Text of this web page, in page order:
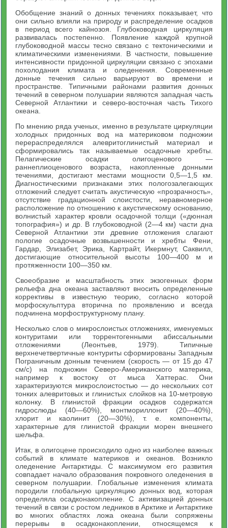
Обобщение знаний о донных течениях показывает, что
они сильно влияли на природу и распределение осадков
в период всего кайнозоя. Глубоководная циркуляция
развивалась постепенно. Появление каждой крупной
глубоководной массы тесно связано с тектоническими и
климатическими изменениями. В частности, повышение
интенсивности придонной циркуляции связано с эпохами
похолодания климата и оледенения. Современные
донные течения сильно варьируют во времени и
пространстве. Типичными районами развития донных
течений в северном полушарии являются западная часть
Северной Атлантики и северо-восточная часть Тихого
океана.
По мнению ряда ученых, именно в результате циркуляции
холодных придонных вод на материковом подножии
перераспределялся алевритоглинистый материал и
сформировались так называемые осадочные хребты.
Пелагические осадки олигоценового —
раннеплиоценового возраста, накопленные донными
течениями, достигают местами мощности 0,5—1,5 км.
Диагностическими признаками этих пологозалегающих
отложений следует считать акустическую «прозрачность»,
отсутствие градационной слоистости, неравномерное
расположение по отношению к акустическому основанию,
волнистый характер кровли осадочной толщи («дюнная
топография») и др. В глубоководной (2—4 км) части дна
Северной Атлантики эти древние отложения слагают
пологие осадочные возвышенности и хребты Фени,
Гардар, Элизабет, Эрика, Картрайт, Икермнут, Саквилл,
достигающие относительной высоты 100—400 м и
протяженности 100—350 км.
Своеобразие и масштабность этих экзогенных форм
рельефа дна океана заставляют вносить определенные
коррективы в известную теорию, согласно которой
морфоскульптура вторична по проявлению и всегда
подчинена морфоструктурному плану.
Несколько слов о микрослоистых отложениях, именуемых
контуритами или торрентогенными абиссальными
отложениями (Леонтьев, 1979). Типичные
верхнечетвертичные контуриты сформированы Западным
Пограничным донным течением (скорость — от 15 до 47
см/с) на подножин Северо-Американского материка,
например к востоку от мыса Хаттерас. Они
характеризуются микрослоистостью — до нескольких сот
тонких алевритовых и глинистых слойков на 10-метровую
колонку. В глинистой фракции осадков содержатся
гидрослюды (40—60%), монтмориллонит (20—40%),
хлорит и каолинит (20—30%), т. е. компоненты,
характерные для глинистой фракции морен внешнего
шельфа.
Итак, в олигоцене происходило одно из наиболее важных
событий в климате материков и океанов. Возникло
оледенение Антарктиды. С максимумом его развития
совпадает начало образования покровного оледенения в
северном полушарии. Глобальные изменения климата
породили глобальную циркуляцию донных вод, которая
определяла осадконакопление. С активизацией донных
течений в связи с ростом ледников в Арктике и Антарктике
во многих областях ложа океана были сопряжены
перерывы в осадконакоплении, относящемся к